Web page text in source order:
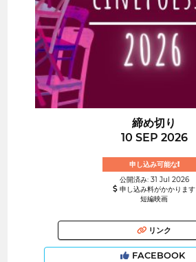
締め切り
10 SEP 2026
申し込み可能な!
公開済み: 31 Jul 2026
申し込み料がかかります
短編映画
リンク
FACEBOOK